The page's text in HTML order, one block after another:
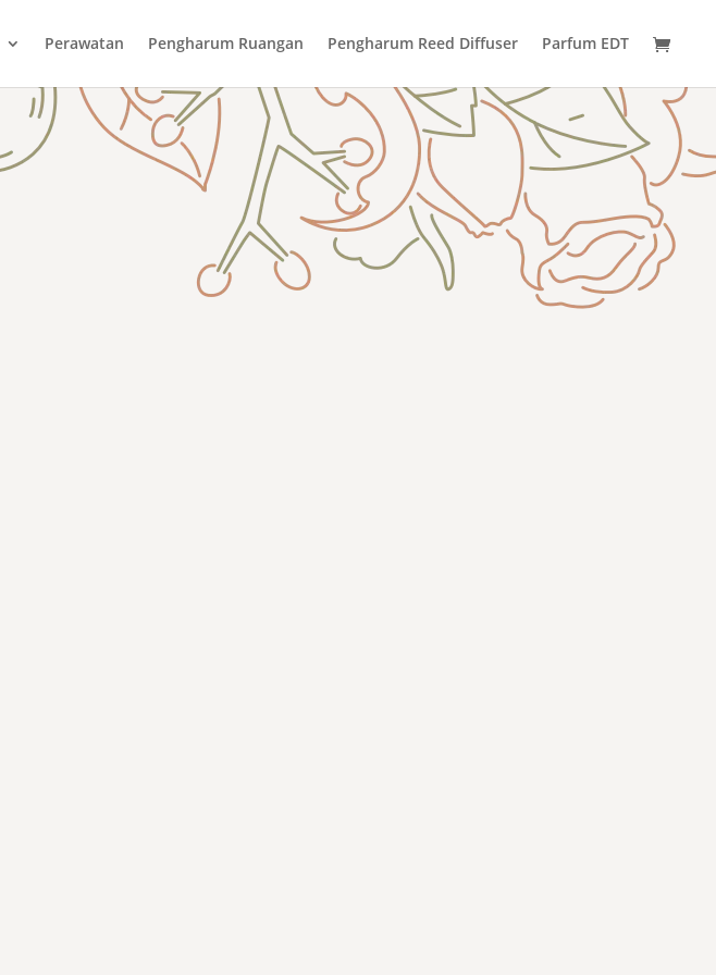
Perawatan Pengharum Ruangan Pengharum Reed Diffuser Parfum EDT